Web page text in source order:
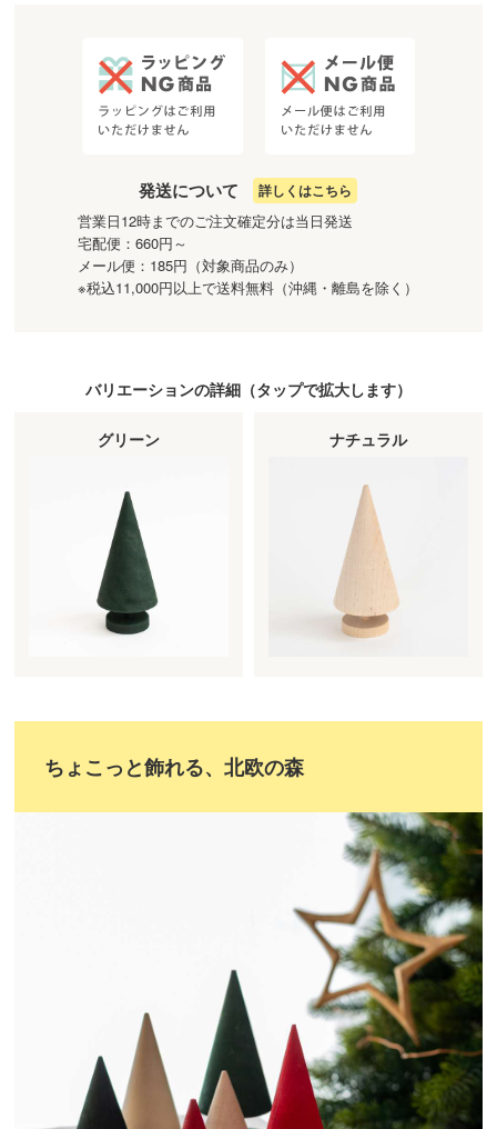
発送について 詳しくはこちら
営業日12時までのご注文確定分は当日発送
宅配便：660円～
メール便：185円（対象商品のみ）
※税込11,000円以上で送料無料（沖縄・離島を除く）
バリエーションの詳細（タップで拡大します）
グリーン ナチュラル
ちょこっと飾れる、北欧の森